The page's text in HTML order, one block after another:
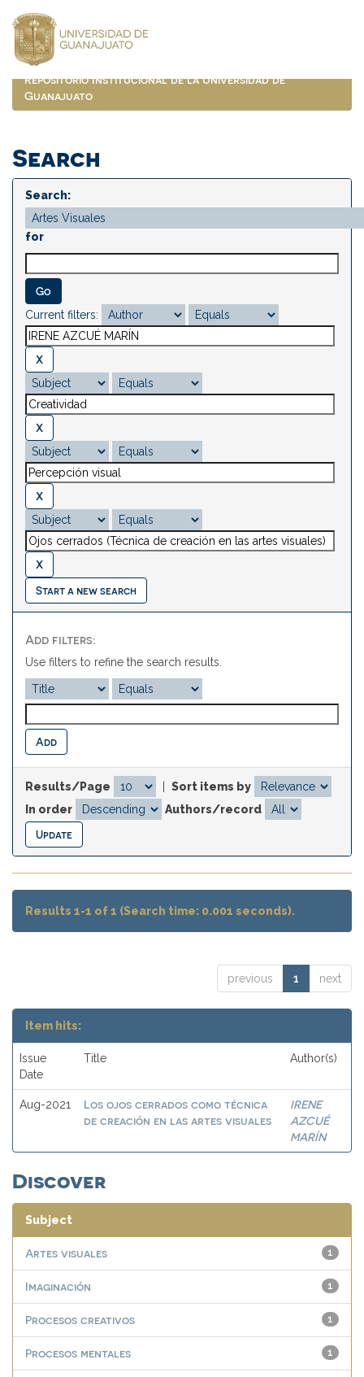
navigation
Repositorio Institucional de la Universidad de
Guanajuato
Search
Search:
for
Current filters:
Start a new search
Add filters:
Use filters to refine the search results.
Results/Page
Sort items by
In order
Authors/record
Results 1-1 of 1 (Search time: 0.001 seconds).
previous 1 next
Item hits:
Issue
Date
Title Author(s)
Aug-2021
Los ojos cerrados como técnica
de creación en las artes visuales
IRENE
AZCUÉ
MARÍN
Discover
Subject
1
Artes visuales
1
Imaginación
1
Procesos creativos
1
Procesos mentales